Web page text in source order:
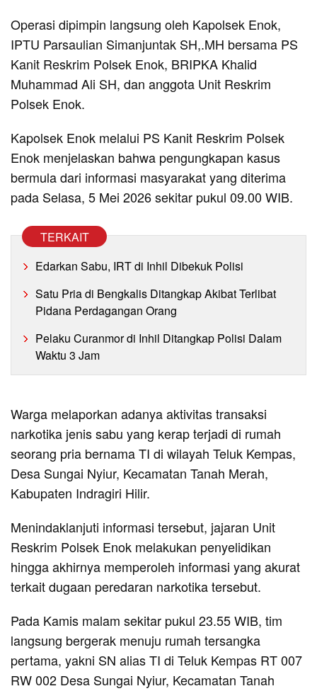
Operasi dipimpin langsung oleh Kapolsek Enok,
IPTU Parsaulian Simanjuntak SH,.MH bersama PS
Kanit Reskrim Polsek Enok, BRIPKA Khalid
Muhammad Ali SH, dan anggota Unit Reskrim
Polsek Enok.
Kapolsek Enok melalui PS Kanit Reskrim Polsek
Enok menjelaskan bahwa pengungkapan kasus
bermula dari informasi masyarakat yang diterima
pada Selasa, 5 Mei 2026 sekitar pukul 09.00 WIB.
TERKAIT
Edarkan Sabu, IRT di Inhil Dibekuk Polisi
Satu Pria di Bengkalis Ditangkap Akibat Terlibat
Pidana Perdagangan Orang
Pelaku Curanmor di Inhil Ditangkap Polisi Dalam
Waktu 3 Jam
Warga melaporkan adanya aktivitas transaksi
narkotika jenis sabu yang kerap terjadi di rumah
seorang pria bernama TI di wilayah Teluk Kempas,
Desa Sungai Nyiur, Kecamatan Tanah Merah,
Kabupaten Indragiri Hilir.
Menindaklanjuti informasi tersebut, jajaran Unit
Reskrim Polsek Enok melakukan penyelidikan
hingga akhirnya memperoleh informasi yang akurat
terkait dugaan peredaran narkotika tersebut.
Pada Kamis malam sekitar pukul 23.55 WIB, tim
langsung bergerak menuju rumah tersangka
pertama, yakni SN alias TI di Teluk Kempas RT 007
RW 002 Desa Sungai Nyiur, Kecamatan Tanah